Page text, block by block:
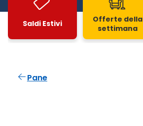
Saldi Estivi
Offerte della
settimana
Pane